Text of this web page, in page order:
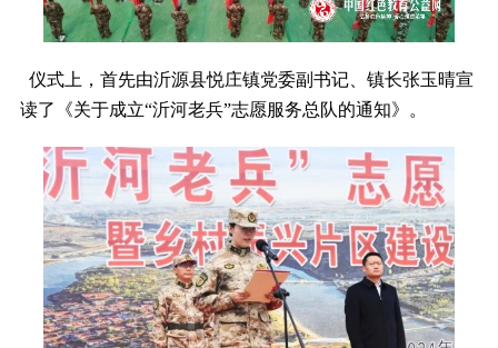
仪式上，首先由沂源县悦庄镇党委副书记、镇长张玉晴宣
读了《关于成立“沂河老兵”志愿服务总队的通知》。